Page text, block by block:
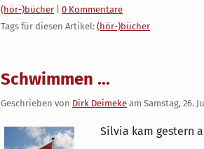
Kategorien:
(hör-)bücher
0 Kommentare
Tags für diesen Artikel: (hör-)bücher
Schwimmen ...
Geschrieben von Dirk Deimeke am Samstag, 26.
Silvia kam gestern